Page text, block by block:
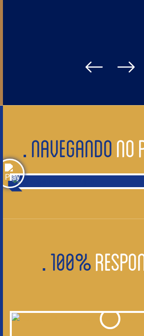
NAVEGANDONO
100%